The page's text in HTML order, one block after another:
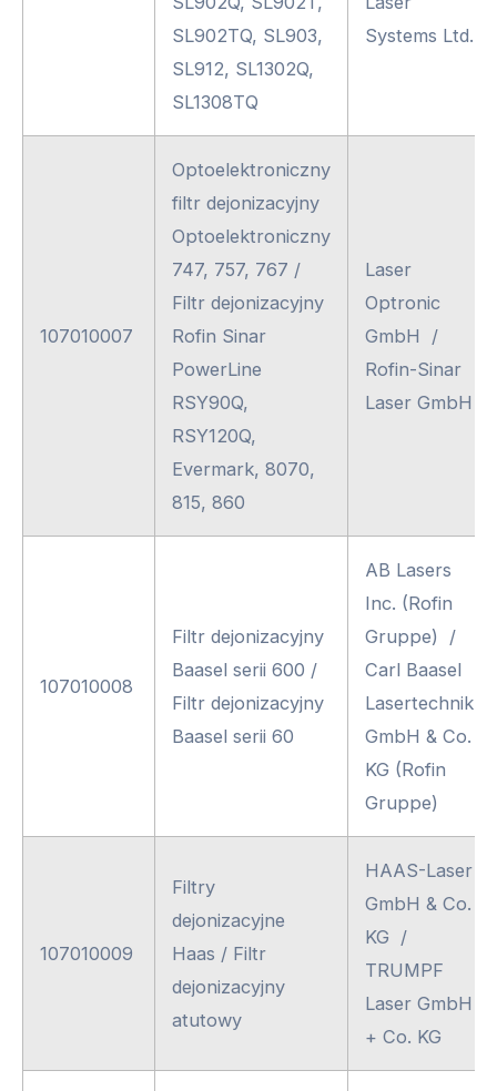
SL902TQ, SL903,
SL912, SL1302Q,
SL1308TQ
Systems Ltd.
107010007
Optoelektroniczny
filtr dejonizacyjny
Optoelektroniczny
747, 757, 767 /
Filtr dejonizacyjny
Rofin Sinar
PowerLine
RSY90Q,
RSY120Q,
Evermark, 8070,
815, 860
Laser
Optronic
GmbH /
Rofin-Sinar
Laser GmbH
107010008
Filtr dejonizacyjny
Baasel serii 600 /
Filtr dejonizacyjny
Baasel serii 60
AB Lasers
Inc. (Rofin
Gruppe) /
Carl Baasel
Lasertechnik
GmbH & Co.
KG (Rofin
Gruppe)
107010009
Filtry
dejonizacyjne
Haas / Filtr
dejonizacyjny
atutowy
HAAS-Laser
GmbH & Co.
KG /
TRUMPF
Laser GmbH
+ Co. KG